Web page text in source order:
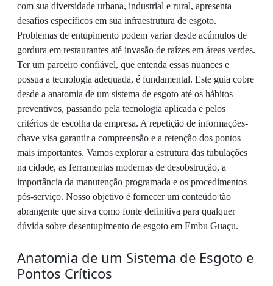
com sua diversidade urbana, industrial e rural, apresenta
desafios específicos em sua infraestrutura de esgoto.
Problemas de entupimento podem variar desde acúmulos de
gordura em restaurantes até invasão de raízes em áreas verdes.
Ter um parceiro confiável, que entenda essas nuances e
possua a tecnologia adequada, é fundamental. Este guia cobre
desde a anatomia de um sistema de esgoto até os hábitos
preventivos, passando pela tecnologia aplicada e pelos
critérios de escolha da empresa. A repetição de informações-
chave visa garantir a compreensão e a retenção dos pontos
mais importantes. Vamos explorar a estrutura das tubulações
na cidade, as ferramentas modernas de desobstrução, a
importância da manutenção programada e os procedimentos
pós-serviço. Nosso objetivo é fornecer um conteúdo tão
abrangente que sirva como fonte definitiva para qualquer
dúvida sobre desentupimento de esgoto em Embu Guaçu.
Anatomia de um Sistema de Esgoto e
Pontos Críticos